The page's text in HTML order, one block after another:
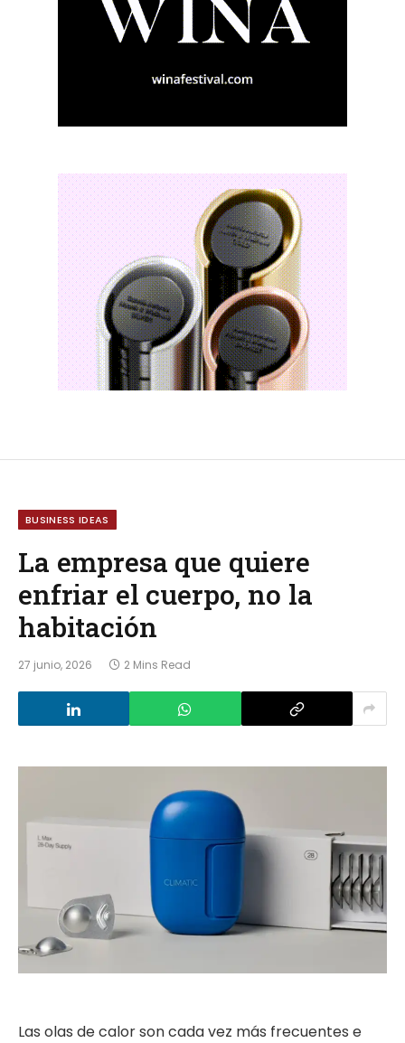
BUSINESS IDEAS
La empresa que quiere
enfriar el cuerpo, no la
habitación
27 junio, 2026 2 Mins Read
Las olas de calor son cada vez más frecuentes e